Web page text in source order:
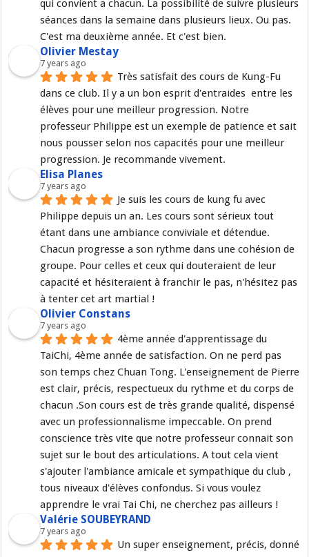
qui convient a chacun. La possibilité de suivre plusieurs
séances dans la semaine dans plusieurs lieux. Ou pas.
C'est ma deuxième année. Et c'est bien.
Olivier Mestay
7 years ago
Très satisfait des cours de Kung-Fu
dans ce club. Il y a un bon esprit d'entraides  entre les
élèves pour une meilleur progression. Notre
professeur Philippe est un exemple de patience et sait
nous pousser selon nos capacités pour une meilleur
progression. Je recommande vivement.
Elisa Planes
7 years ago
Je suis les cours de kung fu avec
Philippe depuis un an. Les cours sont sérieux tout
étant dans une ambiance conviviale et détendue.
Chacun progresse a son rythme dans une cohésion de
groupe. Pour celles et ceux qui douteraient de leur
capacité et hésiteraient à franchir le pas, n'hésitez pas
à tenter cet art martial !
Olivier Constans
7 years ago
4ème année d'apprentissage du
TaiChi, 4ème année de satisfaction. On ne perd pas
son temps chez Chuan Tong. L'enseignement de Pierre
est clair, précis, respectueux du rythme et du corps de
chacun .Son cours est de très grande qualité, dispensé
avec un professionnalisme impeccable. On prend
conscience très vite que notre professeur connait son
sujet sur le bout des articulations. A tout cela vient
s'ajouter l'ambiance amicale et sympathique du club ,
tous niveaux d'élèves confondus. Si vous voulez
apprendre le vrai Tai Chi, ne cherchez pas ailleurs !
Valérie SOUBEYRAND
7 years ago
Un super enseignement, précis, donné